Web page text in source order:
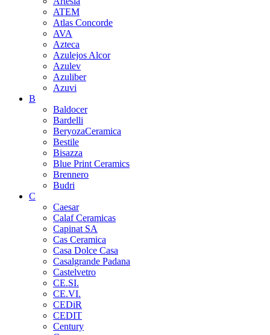
ATEM
Atlas Concorde
AVA
Azteca
Azulejos Alcor
Azulev
Azuliber
Azuvi
B
Baldocer
Bardelli
BeryozaCeramica
Bestile
Bisazza
Blue Print Ceramics
Brennero
Budri
C
Caesar
Calaf Ceramicas
Capinat SA
Cas Ceramica
Casa Dolce Casa
Casalgrande Padana
Castelvetro
CE.SI.
CE.VI.
CEDiR
CEDIT
Century